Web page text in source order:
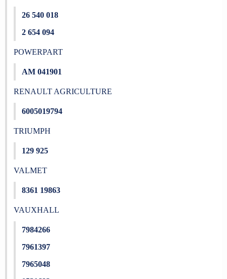
26 540 018
2 654 094
POWERPART
AM 041901
RENAULT AGRICULTURE
6005019794
TRIUMPH
129 925
VALMET
8361 19863
VAUXHALL
7984266
7961397
7965048